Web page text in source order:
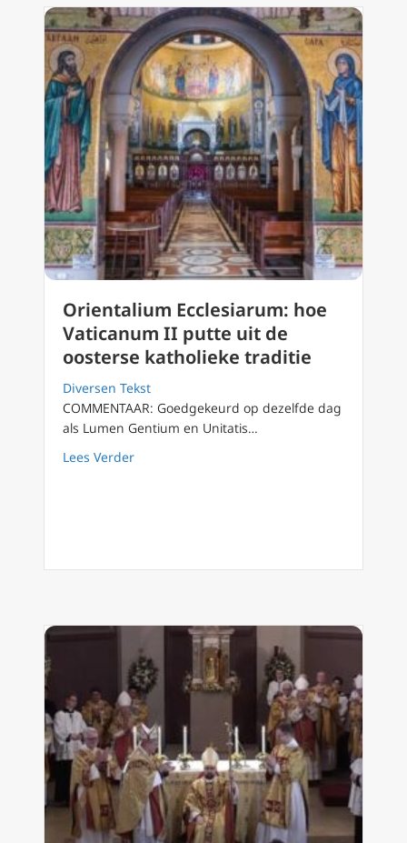
Orientalium Ecclesiarum: hoe
Vaticanum II putte uit de
oosterse katholieke traditie
Diversen Tekst
COMMENTAAR: Goedgekeurd op dezelfde dag
als Lumen Gentium en Unitatis…
Lees Verderabout Orientalium Ecclesiarum: hoe